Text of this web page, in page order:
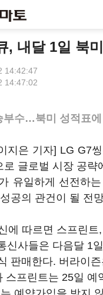
, 내달 1일 북
14:42:47
14:47:02
부수…북미 성적표
지은 기자] LG G7
글로벌 시장 공략
유일하게 선전하
공의 관건이 될 전
에 따르면 스프린트,
신사들은 다음달 1
판매한다. 버라이
스프린트는 25일 예